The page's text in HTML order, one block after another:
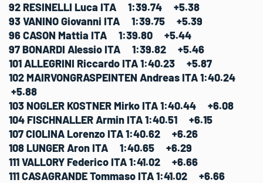
92 RESINELLI Luca ITA 1:39.74 +5.38
93 VANINO Giovanni ITA 1:39.75 +5.39
96 CASON Mattia ITA 1:39.80 +5.44
97 BONARDI Alessio ITA 1:39.82 +5.46
101 ALLEGRINI Riccardo ITA 1:40.23 +5.87
102 MAIRVONGRASPEINTEN Andreas ITA 1:40.24
+5.88
103 NOGLER KOSTNER Mirko ITA 1:40.44 +6.08
104 FISCHNALLER Armin ITA 1:40.51 +6.15
107 CIOLINA Lorenzo ITA 1:40.62 +6.26
108 LUNGER Aron ITA 1:40.65 +6.29
111 VALLORY Federico ITA 1:41.02 +6.66
111 CASAGRANDE Tommaso ITA 1:41.02 +6.66